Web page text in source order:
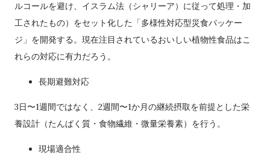
ルコールを避け、イスラム法（シャリーア）に従って処理・加
工されたもの）をセット化した「多様性対応型災食パッケー
ジ」を開発する。現在注目されているおいしい植物性食品はこ
れらの対応に有力だろう。
長期避難対応
3日〜1週間ではなく、2週間〜1か月の継続摂取を前提とした栄
養設計（たんぱく質・食物繊維・微量栄養素）を行う。
現場適合性